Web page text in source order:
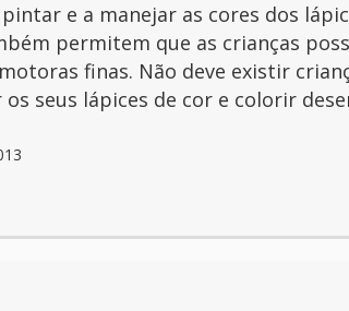
e a manejar as cores dos
permitem que as crianças
finas. Não deve existir
seus lápices de cor e colorir